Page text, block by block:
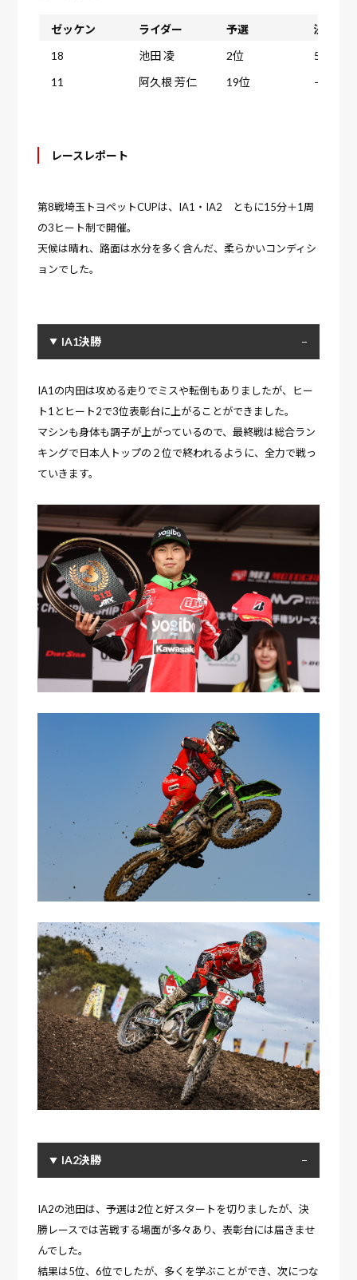
ゼッケン ライダー 予選
決勝ヒ
18
池田 凌 2位
5位
11
阿久根 芳仁 19位 –位
レースレポート
第8戦埼玉トヨペットCUPは、IA1・IA2 ともに15分＋1周
の3ヒート制で開催。
天候は晴れ、路面は水分を多く含んだ、柔らかいコンディシ
ョンでした。
IA1決勝
IA1の内田は攻める走りでミスや転倒もありましたが、ヒー
ト1とヒート2で3位表彰台に上がることができました。
マシンも身体も調子が上がっているので、最終戦は総合ラン
キングで日本人トップの２位で終われるように、全力で戦っ
ていきます。
IA2決勝
IA2の池田は、予選は2位と好スタートを切りましたが、決
勝レースでは苦戦する場面が多々あり、表彰台には届きませ
んでした。
結果は5位、6位でしたが、多くを学ぶことができ、次につな